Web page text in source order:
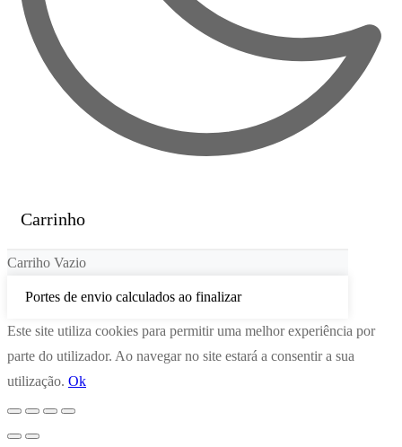
Carrinho
Carriho Vazio
Portes de envio calculados ao finalizar
Este site utiliza cookies para permitir uma melhor experiência por
parte do utilizador. Ao navegar no site estará a consentir a sua
utilização. Ok